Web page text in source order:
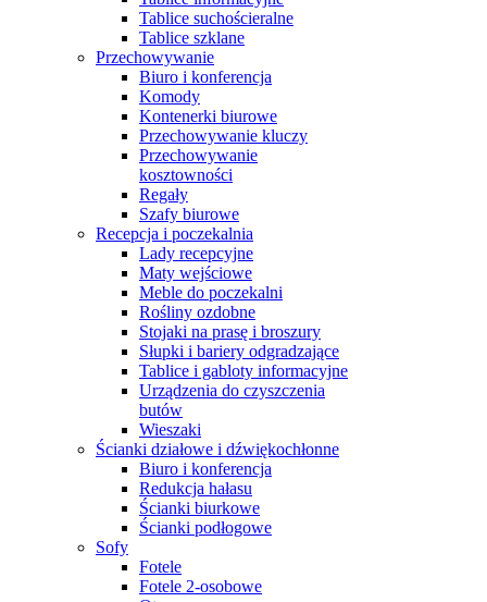
Tablice suchościeralne
Tablice szklane
Przechowywanie
Biuro i konferencja
Komody
Kontenerki biurowe
Przechowywanie kluczy
Przechowywanie
kosztowności
Regały
Szafy biurowe
Recepcja i poczekalnia
Lady recepcyjne
Maty wejściowe
Meble do poczekalni
Rośliny ozdobne
Stojaki na prasę i broszury
Słupki i bariery odgradzające
Tablice i gabloty informacyjne
Urządzenia do czyszczenia
butów
Wieszaki
Ścianki działowe i dźwiękochłonne
Biuro i konferencja
Redukcja hałasu
Ścianki biurkowe
Ścianki podłogowe
Sofy
Fotele
Fotele 2-osobowe